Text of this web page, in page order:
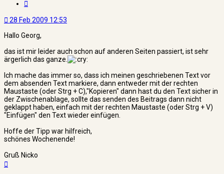
28 Feb 2009 12:53
Hallo Georg,
das ist mir leider auch schon auf anderen Seiten passiert, ist sehr
ärgerlich das ganze.
Ich mache das immer so, dass ich meinen geschriebenen Text vor
dem absenden Text markiere, dann entweder mit der rechten
Maustaste (oder Strg + C),"Kopieren" dann hast du den Text sicher in
der Zwischenablage, sollte das senden des Beitrags dann nicht
geklappt haben, einfach mit der rechten Maustaste (oder Strg + V)
"Einfügen" den Text wieder einfügen.
Hoffe der Tipp war hilfreich,
schönes Wochenende!
Gruß Nicko